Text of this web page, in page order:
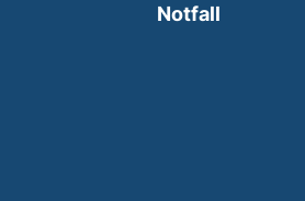
opens in a new window)
Notfall